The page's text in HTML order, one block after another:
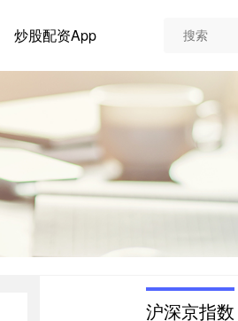
炒股配资App
沪深京指数